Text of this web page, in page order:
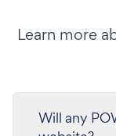
Learn more
Will any